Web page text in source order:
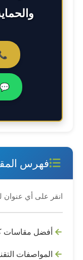
💬
فهرس
انقر على أي عنوان